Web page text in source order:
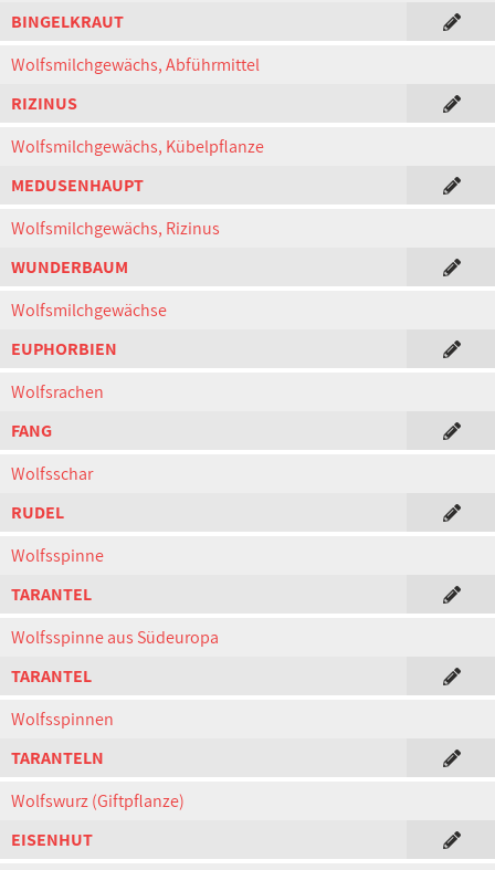
BINGELKRAUT
Wolfsmilchgewächs, Abführmittel
RIZINUS
Wolfsmilchgewächs, Kübelpflanze
MEDUSENHAUPT
Wolfsmilchgewächs, Rizinus
WUNDERBAUM
Wolfsmilchgewächse
EUPHORBIEN
Wolfsrachen
FANG
Wolfsschar
RUDEL
Wolfsspinne
TARANTEL
Wolfsspinne aus Südeuropa
TARANTEL
Wolfsspinnen
TARANTELN
Wolfswurz (Giftpflanze)
EISENHUT